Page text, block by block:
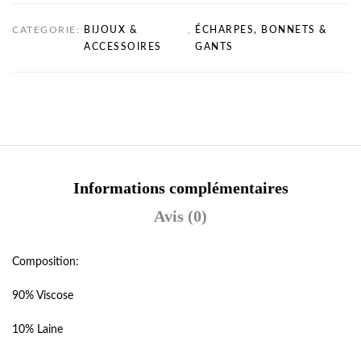
CATEGORIE:
BIJOUX &
ACCESSOIRES
ÉCHARPES, BONNETS &
GANTS
Informations complémentaires
Avis (0)
Composition:
90% Viscose
10% Laine